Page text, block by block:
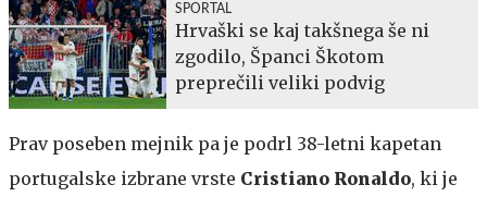
SPORTAL
Hrvaški se kaj takšnega še ni
zgodilo, Španci Škotom
preprečili veliki podvig
Prav poseben mejnik pa je podrl 38-letni kapetan
portugalske izbrane vrste Cristiano Ronaldo, ki je